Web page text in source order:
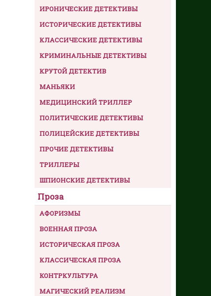
ИРОНИЧЕСКИЕ ДЕТЕКТИВЫ
ИСТОРИЧЕСКИЕ ДЕТЕКТИВЫ
КЛАССИЧЕСКИЕ ДЕТЕКТИВЫ
КРИМИНАЛЬНЫЕ ДЕТЕКТИВЫ
КРУТОЙ ДЕТЕКТИВ
МАНЬЯКИ
МЕДИЦИНСКИЙ ТРИЛЛЕР
ПОЛИТИЧЕСКИЕ ДЕТЕКТИВЫ
ПОЛИЦЕЙСКИЕ ДЕТЕКТИВЫ
ПРОЧИЕ ДЕТЕКТИВЫ
ТРИЛЛЕРЫ
ШПИОНСКИЕ ДЕТЕКТИВЫ
Проза
АФОРИЗМЫ
ВОЕННАЯ ПРОЗА
ИСТОРИЧЕСКАЯ ПРОЗА
КЛАССИЧЕСКАЯ ПРОЗА
КОНТРКУЛЬТУРА
МАГИЧЕСКИЙ РЕАЛИЗМ